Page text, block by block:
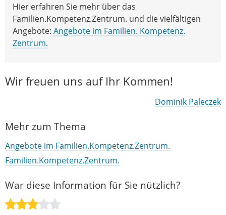
Hier erfahren Sie mehr über das
Familien.Kompetenz.Zentrum. und die vielfältigen
Angebote: Angebote im Familien. Kompetenz.
Zentrum.
Wir freuen uns auf Ihr Kommen!
Dominik Paleczek
Mehr zum Thema
Angebote im Familien.Kompetenz.Zentrum.
Familien.Kompetenz.Zentrum.
War diese Information für Sie nützlich?